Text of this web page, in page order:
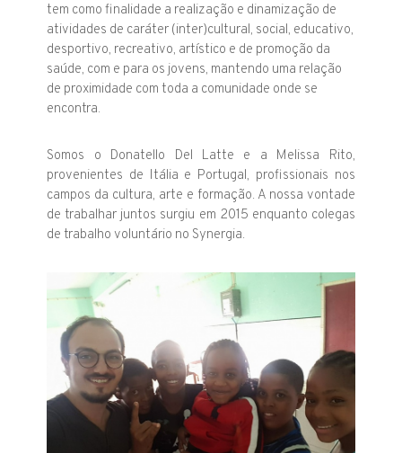
tem como finalidade a realização e dinamização de
atividades de caráter (inter)cultural, social, educativo,
desportivo, recreativo, artístico e de promoção da
saúde, com e para os jovens, mantendo uma relação
de proximidade com toda a comunidade onde se
encontra.
Somos o Donatello Del Latte e a Melissa Rito,
provenientes de Itália e Portugal, profissionais nos
campos da cultura, arte e formação. A nossa vontade
de trabalhar juntos surgiu em 2015 enquanto colegas
de trabalho voluntário no Synergia.